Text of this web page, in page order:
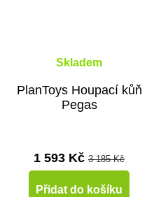
Skladem
PlanToys Houpací kůň
Pegas
1 593 Kč 3 185 Kč
Přidat do košíku